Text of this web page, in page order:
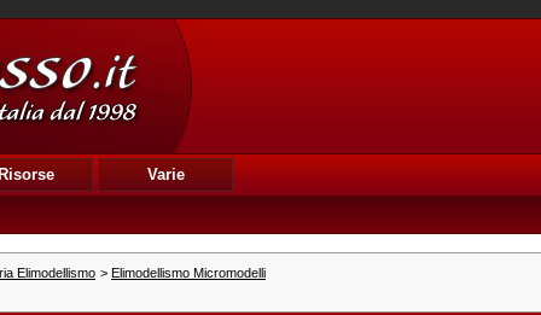
Varie
Elimodellismo > Elimodellismo Micromodelli